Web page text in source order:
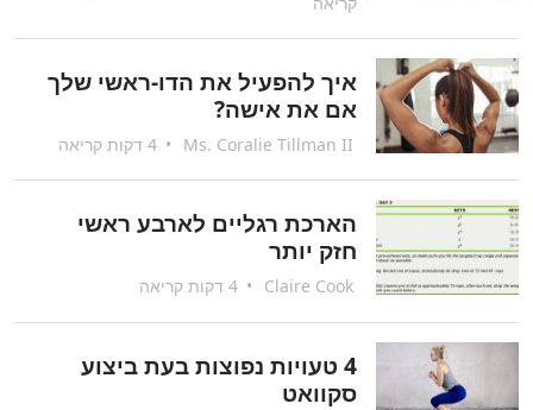
איך להפעיל את הדו-ראשי שלך
אם את אישה?
Ms. Coralie Tillman II
•
הארכת רגליים לארבע ראשי
חזק יותר
Claire Cook
•
4 טעויות נפוצות בעת ביצוע
סקוואט